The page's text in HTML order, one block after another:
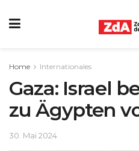
Home Internationales
Gaza: Israel
zu Ägypten
30. Mai 2024